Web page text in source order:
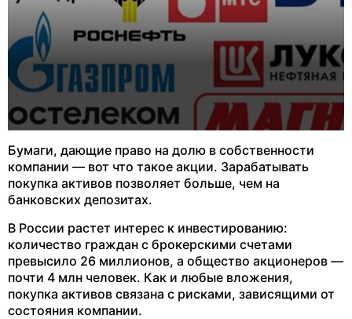
Бумаги, дающие право на долю в собственности
компании — вот что такое акции. Зарабатывать
покупка активов позволяет больше, чем на
банковских депозитах.
В России растет интерес к инвестированию:
количество граждан с брокерскими счетами
превысило 26 миллионов, а общество акционеров —
почти 4 млн человек. Как и любые вложения,
покупка активов связана с рисками, зависящими от
состояния компании.